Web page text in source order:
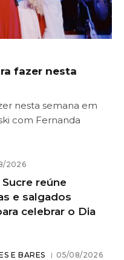
fazer nesta
nesta semana em
com Fernanda
2026
reúne
e salgados
celebrar o Dia
E BARES 05/08/2026